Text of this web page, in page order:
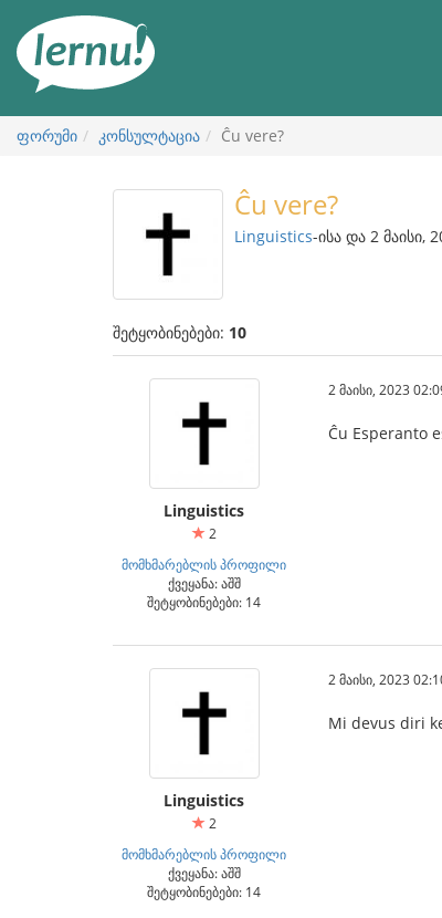
ნახვა
ფორუმი კონსულტაცია Ĉu vere?
Ĉu vere?
Linguistics-ისა და 2 მაისი,
შეტყობინებები: 10
Linguistics
2
მომხმარებლის პროფილი
ქვეყანა: აშშ
შეტყობინებები: 14
2 მაისი, 2023
Ĉu Esperanto
Linguistics
2
მომხმარებლის პროფილი
ქვეყანა: აშშ
შეტყობინებები: 14
2 მაისი, 2023
Mi devus diri